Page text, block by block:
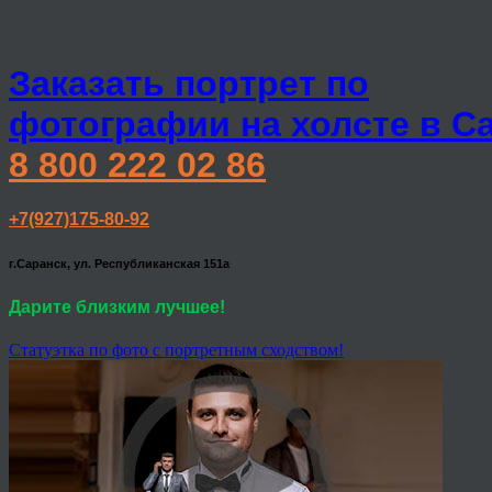
Заказать портрет по
фотографии на холсте в
8 800 222 02 86
+7(927)175-80-92
г.Саранск, ул. Республиканская 151а
Дарите близким лучшее!
Статуэтка по фото с портретным сходством!